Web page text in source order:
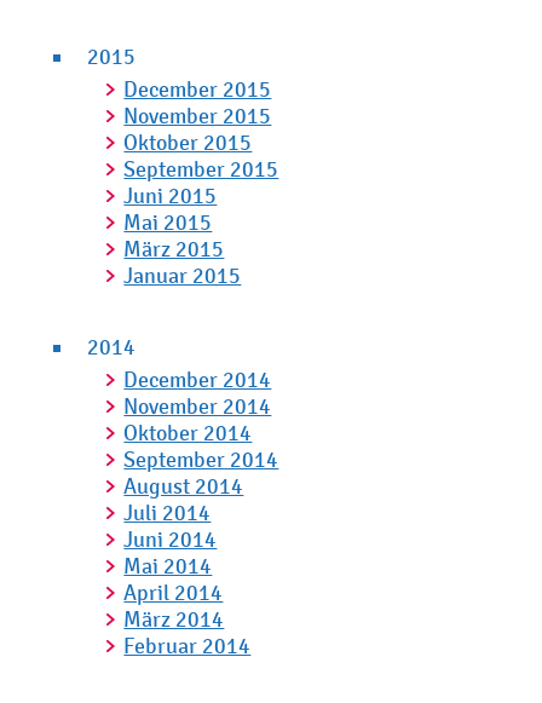
2015
December 2015
November 2015
Oktober 2015
September 2015
Juni 2015
Mai 2015
März 2015
Januar 2015
2014
December 2014
November 2014
Oktober 2014
September 2014
August 2014
Juli 2014
Juni 2014
Mai 2014
April 2014
März 2014
Februar 2014